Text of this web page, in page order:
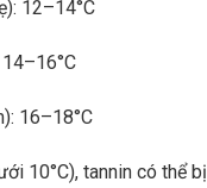
12–14°C
16–18°C
10°C), tannin có thể